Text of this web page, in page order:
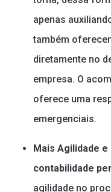
apenas
também
diretamente no
empresa. O
oferece uma
emergenciais.
Mais Agilidade
contabilidade
agilidade no